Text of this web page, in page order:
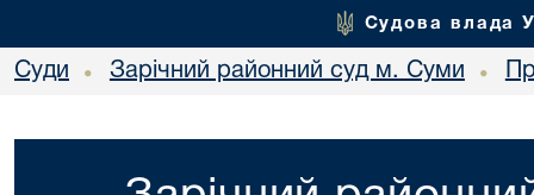
Судова влада
Суди • Зарічний районний суд м. Суми •